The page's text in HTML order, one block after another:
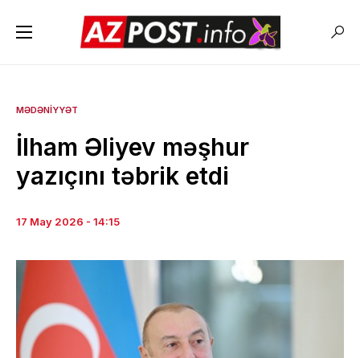
MƏDƏNIYYƏT
İlham Əliyev məşhur
yazıçını təbrik etdi
17 May 2026 - 14:15